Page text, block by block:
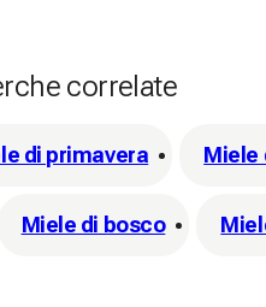
correlate
di primavera Miele
Miele di bosco